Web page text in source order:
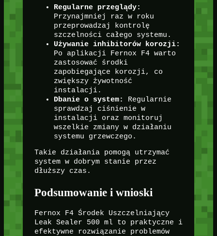
Regularne przeglądy:
Przynajmniej raz w roku
przeprowadzaj kontrolę
szczelności całego systemu.
Używanie inhibitorów korozji:
Po aplikacji Fernox F4 warto
zastosować środki
zapobiegające korozji, co
zwiększy żywotność
instalacji.
Dbanie o system:
Regularnie
sprawdzaj ciśnienie w
instalacji oraz monitoruj
wszelkie zmiany w działaniu
systemu grzewczego.
Takie działania pomogą utrzymać
system w dobrym stanie przez
dłuższy czas.
Podsumowanie i wnioski
Fernox F4 Środek Uszczelniający
Leak Sealer 500 ml to praktyczne i
efektywne rozwiązanie problemów